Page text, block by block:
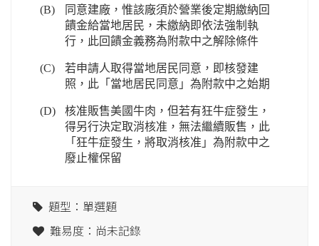
(B)
同意建廠，惟該廠須於營業後定期繳納回
饋金給當地居民，未繳納即依法強制執
行，此回饋金義務為附款中之解除條件
(C)
若申請人取得當地居民同意，即核發建
照，此「當地居民同意」為附款中之始期
(D)
核准販售美國牛肉，但若有狂牛症發生，
得另行決定取消核准，無法繼續販售，此
「狂牛症發生，將取消核准」為附款中之
廢止權保留
題型：單選題
難易度：尚未記錄